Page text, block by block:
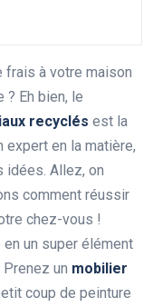
frais à votre maison
Eh bien, le
recyclés est la
expert en la matière,
idées. Allez, on
comment réussir
chez-vous !
un super élément
un mobilier
coup de peinture